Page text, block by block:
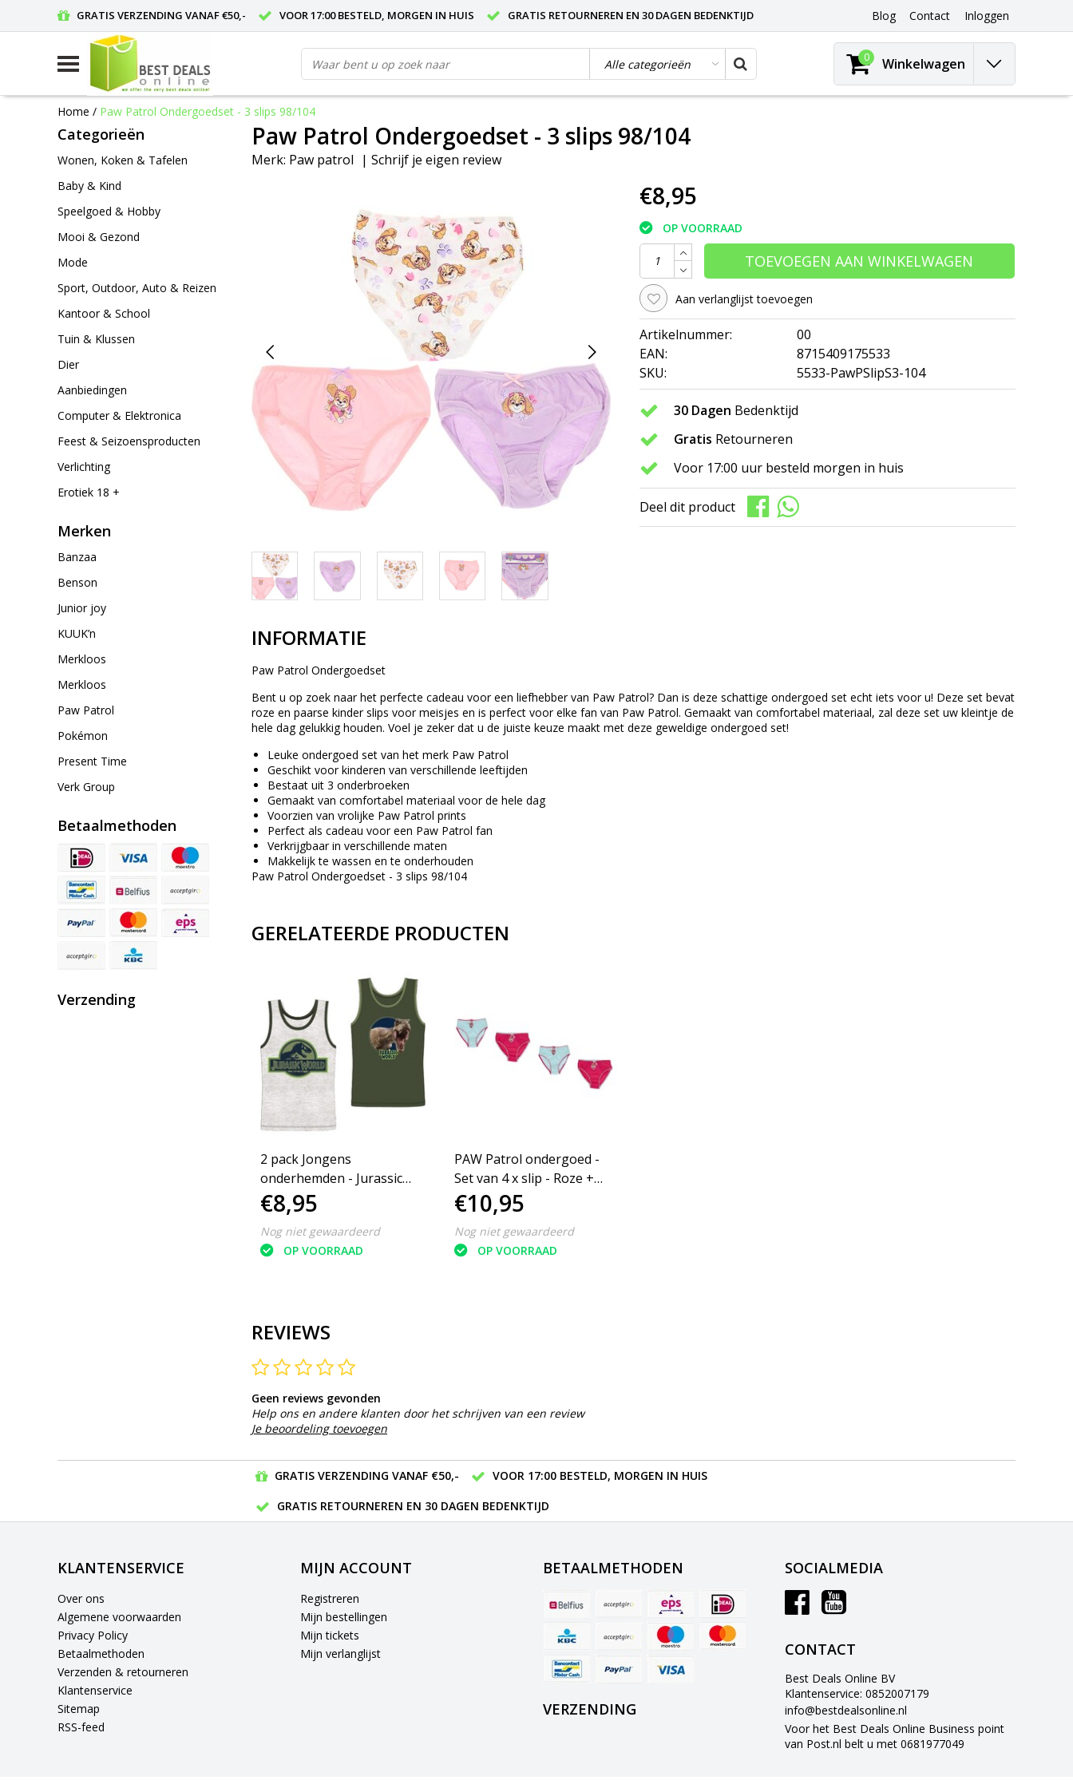
GRATIS VERZENDING VANAF €50,- VOOR 17:00 BESTELD, MORGEN IN HUIS GRATIS RETOURNEREN EN 30 DAGEN BEDENKTIJD Blog Contact Inloggen
0 Winkelwagen
Home / Paw Patrol Ondergoedset - 3 slips 98/104
Categorieën
Wonen, Koken & Tafelen
Baby & Kind
Speelgoed & Hobby
Mooi & Gezond
Mode
Sport, Outdoor, Auto & Reizen
Kantoor & School
Tuin & Klussen
Dier
Aanbiedingen
Computer & Elektronica
Feest & Seizoensproducten
Verlichting
Erotiek 18 +
Merken
Banzaa
Benson
Junior joy
KUUK’n
Merkloos
Merkloos
Paw Patrol
Pokémon
Present Time
Verk Group
Betaalmethoden
Verzending
Paw Patrol Ondergoedset - 3 slips 98/104
Merk: Paw patrol | Schrijf je eigen review
€8,95
OP VOORRAAD
TOEVOEGEN AAN WINKELWAGEN
Aan verlanglijst toevoegen
Artikelnummer:
00
EAN:
8715409175533
SKU:
5533-PawPSlipS3-104
30 Dagen Bedenktijd
Gratis Retourneren
Voor 17:00 uur besteld morgen in huis
Deel dit product
INFORMATIE
Paw Patrol Ondergoedset
Bent u op zoek naar het perfecte cadeau voor een liefhebber van Paw Patrol? Dan is deze schattige ondergoed set echt iets voor u! Deze set bevat
roze en paarse kinder slips voor meisjes en is perfect voor elke fan van Paw Patrol. Gemaakt van comfortabel materiaal, zal deze set uw kleintje de
hele dag gelukkig houden. Voel je zeker dat u de juiste keuze maakt met deze geweldige ondergoed set!
Leuke ondergoed set van het merk Paw Patrol
Geschikt voor kinderen van verschillende leeftijden
Bestaat uit 3 onderbroeken
Gemaakt van comfortabel materiaal voor de hele dag
Voorzien van vrolijke Paw Patrol prints
Perfect als cadeau voor een Paw Patrol fan
Verkrijgbaar in verschillende maten
Makkelijk te wassen en te onderhouden
Paw Patrol Ondergoedset - 3 slips 98/104
GERELATEERDE PRODUCTEN
2 pack Jongens
onderhemden - Jurassic
World - Grijs/Groen - Maat
98/104
€8,95
Nog niet gewaardeerd
OP VOORRAAD
PAW Patrol ondergoed -
Set van 4 x slip - Roze +
lichtblauw - Maat 98/104
€10,95
Nog niet gewaardeerd
OP VOORRAAD
REVIEWS
Geen reviews gevonden
Help ons en andere klanten door het schrijven van een review
Je beoordeling toevoegen
GRATIS VERZENDING VANAF €50,-
VOOR 17:00 BESTELD, MORGEN IN HUIS
GRATIS RETOURNEREN EN 30 DAGEN BEDENKTIJD
KLANTENSERVICE
Over ons
Algemene voorwaarden
Privacy Policy
Betaalmethoden
Verzenden & retourneren
Klantenservice
Sitemap
RSS-feed
MIJN ACCOUNT
Registreren
Mijn bestellingen
Mijn tickets
Mijn verlanglijst
BETAALMETHODEN
VERZENDING
SOCIALMEDIA
CONTACT
Best Deals Online BV
Klantenservice: 0852007179
info@bestdealsonline.nl
Voor het Best Deals Online Business point
van Post.nl belt u met 0681977049